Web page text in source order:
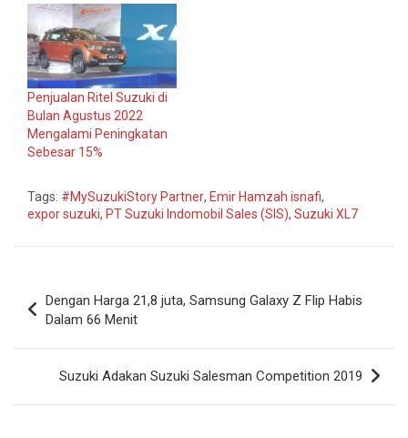
Penjualan Ritel Suzuki di
Bulan Agustus 2022
Mengalami Peningkatan
Sebesar 15%
Tags: #MySuzukiStory Partner, Emir Hamzah isnafi,
expor suzuki, PT Suzuki Indomobil Sales (SIS), Suzuki XL7
pos
Dengan Harga 21,8 juta, Samsung Galaxy Z Flip Habis
Dalam 66 Menit
Suzuki Adakan Suzuki Salesman Competition 2019